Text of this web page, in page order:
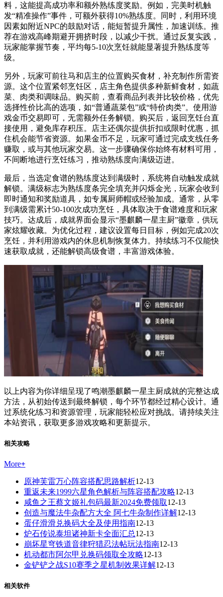
料，这能提高成功率和额外熟练度奖励。例如，完美时机触
发“精准操作”事件，可额外获得10%熟练度。同时，利用环境
因素如附近NPC的鼓励对话，能短暂提升属性，加速训练。推
荐在游戏高峰期避开拥挤时段，以减少干扰。通过反复实践，
玩家能掌握节奏，平均每5-10次烹饪就能显著提升熟练度等
级。
另外，玩家可前往马和店主的位置购买食材，补充制作所需资
源。这个位置紧邻烹饪区，店主角色提供多种新鲜食材，如蔬
菜、肉类和调味品。购买前，查看商品列表并比较价格，优先
选择性价比高的选项，如“普通蔬菜包”或“特价肉类”。使用游
戏金币交易即可，无需额外任务解锁。购买后，返回烹饪台直
接使用，避免库存积压。店主还偶尔提供折扣或限时优惠，抓
住机会能节省资源。如果金币不足，玩家可通过完成支线任务
赚取，或与其他玩家交易。这一步骤确保你始终有材料可用，
不间断地进行烹饪练习，推动熟练度向满级迈进。
最后，当选定食谱的熟练度达到满级时，系统将自动触发成就
解锁。满级标志为熟练度条完全填充并闪烁金光，玩家会收到
即时通知和奖励道具，如专属厨师帽或经验加成。通常，从零
到满级需累计50-100次成功烹饪，具体取决于食谱难度和玩家
技巧。达成后，成就界面会显示“墨麒麟一星主厨”徽章，供玩
家炫耀收藏。为优化过程，建议设置每日目标，例如完成20次
烹饪，并利用游戏内的休息机制恢复体力。持续练习不仅能快
速获取成就，还能解锁高级食谱，丰富游戏体验。
以上内容为你详细呈现了鸣潮墨麒麟一星主厨成就的完整达成
方法，从初始传送到最终解锁，每个环节都经过精心设计。通
过系统化练习和资源管理，玩家能轻松应对挑战。请持续关注
本站资讯，获取更多游戏攻略和更新提示。
相关攻略
More+
原神芙雷万心阵容搭配思路解析12-13
重返未来1999六星角色解析与阵容搭配攻略12-13
咸鱼之王蔡文姬礼包码最新2024免费领取12-13
创造与魔法牛杂配方大全 阿七牛杂制作详解12-13
蛋仔滑滑兑换码大全及使用指南12-13
炉石传说泰坦诸神新卡全面汇总12-13
崩坏星穹铁道音律狩猎忍法帖玩法指南12-13
机动都市阿尔甲兑换码领取全攻略12-13
金铲铲之战S10赛季之星机制效果详解12-13
相关软件